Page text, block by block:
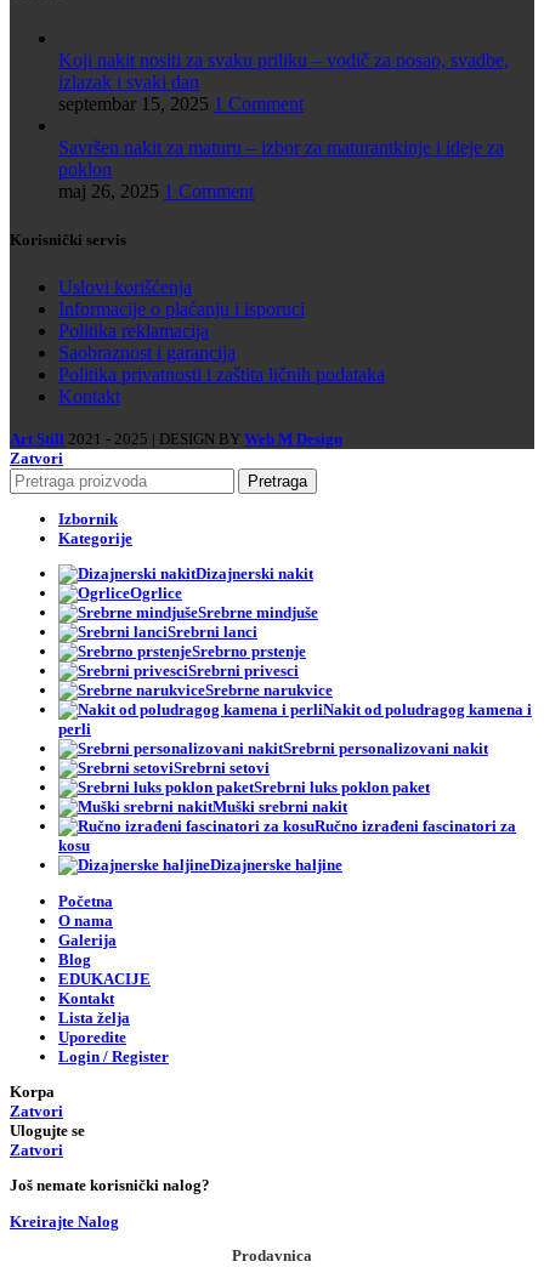
Koji nakit nositi za svaku priliku – vodič za posao, svadbe,
izlazak i svaki dan
septembar 15, 2025 1 Comment
Savršen nakit za maturu – izbor za maturantkinje i ideje za
poklon
maj 26, 2025 1 Comment
Korisnički servis
Uslovi korišćenja
Informacije o plaćanju i isporuci
Politika reklamacija
Saobraznost i garancija
Politika privatnosti i zaštita ličnih podataka
Kontakt
Art Still 2021 - 2025 | DESIGN BY Web M Design
Zatvori
Pretraga
Izbornik
Kategorije
Dizajnerski nakit
Ogrlice
Srebrne mindjuše
Srebrni lanci
Srebrno prstenje
Srebrni privesci
Srebrne narukvice
Nakit od poludragog kamena i
perli
Srebrni personalizovani nakit
Srebrni setovi
Srebrni luks poklon paket
Muški srebrni nakit
Ručno izrađeni fascinatori za
kosu
Dizajnerske haljine
Početna
O nama
Galerija
Blog
EDUKACIJE
Kontakt
Lista želja
Uporedite
Login / Register
Korpa
Zatvori
Ulogujte se
Zatvori
Još nemate korisnički nalog?
Kreirajte Nalog
Prodavnica